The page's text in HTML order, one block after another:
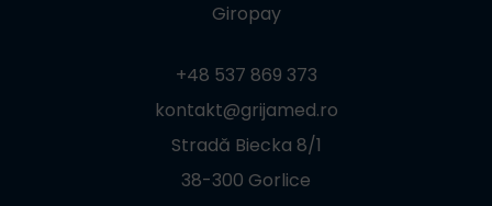
Giropay
+48 537 869 373
kontakt@grijamed.ro
Stradă Biecka 8/1
38-300 Gorlice